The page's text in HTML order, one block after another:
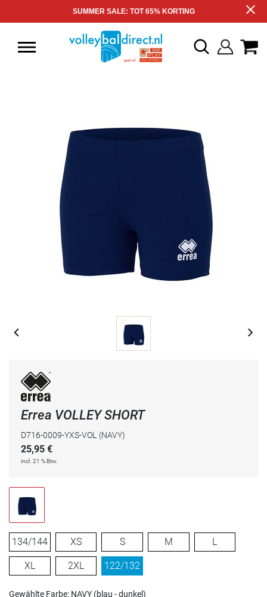
SUMMER SALE: TOT 65% KORTING
Errea VOLLEY SHORT
D716-0009-YXS-VOL (NAVY)
25,95 €
incl. 21 % Btw.
134/144 XS S M L
XL 2XL 122/132
Gewählte Farbe: NAVY (blau - dunkel)